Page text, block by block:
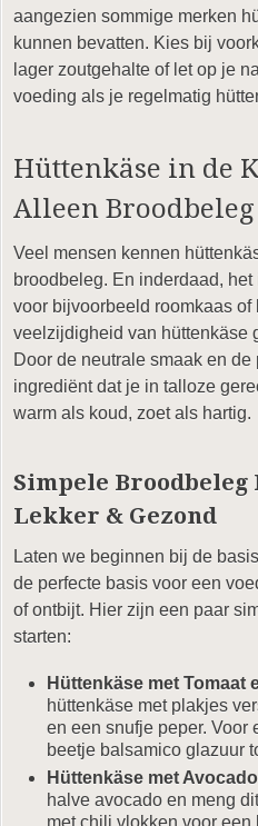
aangezien sommige merken
kunnen bevatten. Kies bij
lager zoutgehalte of let op je
voeding als je regelmatig
Hüttenkäse in de
Alleen Broodbeleg
Veel mensen kennen
broodbeleg. En inderdaad,
voor bijvoorbeeld roomkaas of
veelzijdigheid van hüttenkäse
Door de neutrale smaak en
ingrediënt dat je in talloze
warm als koud, zoet als hartig.
Simpele Broodbeleg
Lekker & Gezond
Laten we beginnen bij de
de perfecte basis voor een
of ontbijt. Hier zijn een paar
starten:
Hüttenkäse met Tomaat
hüttenkäse met plakjes
en een snufje peper. Voor
beetje balsamico glazuur
Hüttenkäse met
halve avocado en meng
met chili vlokken voor een